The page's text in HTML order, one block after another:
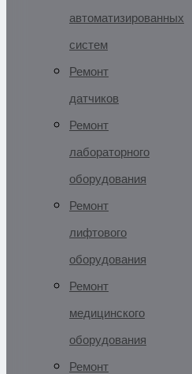
автоматизированных
систем
Ремонт
датчиков
Ремонт
лабораторного
оборудования
Ремонт
лифтового
оборудования
Ремонт
медицинского
оборудования
Ремонт